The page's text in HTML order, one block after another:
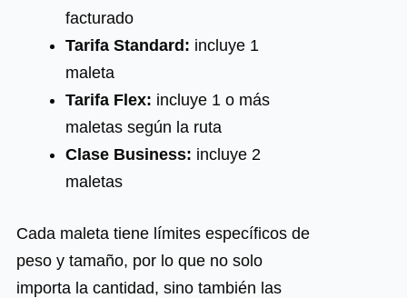
facturado
Tarifa Standard: incluye 1
maleta
Tarifa Flex: incluye 1 o más
maletas según la ruta
Clase Business: incluye 2
maletas
Cada maleta tiene límites específicos de
peso y tamaño, por lo que no solo
importa la cantidad, sino también las